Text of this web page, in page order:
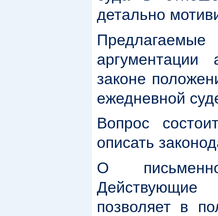
детально
аргументации
законе
ежедневной
Вопрос
описать
О
позволяет в